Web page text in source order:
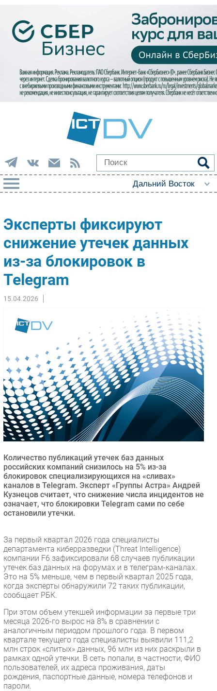
Импорто­замещение
Автоматизация Промышленности
Интернет
Фиксированная связь
Интеграция
Маркетинг
Оборудование
ПО
Outsourcing
Кадры
Регулирование
Финансы
Web
Инновации
CIO/Управление ИТ
Гаджеты
Здоровье
Новости
Аналитика
Интервью
Мероприятия
IT класс
Тестовый стенд
Каталог компаний
Эксперты фиксируют
снижение утечек данных
из-за блокировок в
Telegram
15.04.2026
Количество публикаций утечек баз данных
российских компаний снизилось на 5% из-за
блокировок специализирующихся на «сливах»
каналов в Telegram. Эксперт «Группы Астра» Андрей
Кузнецов считает, что снижение числа инцидентов не
означает, что блокировки Telegram сами по себе
остановили утечки.
За первый квартал 2026 года специалисты
департамента киберразведки (Threat Intelligence)
компании F6 зафиксировали 68 случаев публикации
утечек баз данных на форумах и в телеграм-каналах.
Это на 5% меньше, чем в первый квартал 2025 года,
когда эксперты обнаружили 72 таких публикации,
сообщает РБК.
При этом объем утекшей информации за первые три
месяца 2026-го вырос на 8% в сравнении с
аналогичным периодом прошлого года. В первом
квартале текущего года специалисты выявили 111,2
млн строк «слитых» данных, 96 млн из них раскрыли в
рамках одной утечки. В сеть попали, в частности, ФИО
пользователей, их адреса проживания, даты
рождения, паспортные данные, номера телефонов и
пароли.